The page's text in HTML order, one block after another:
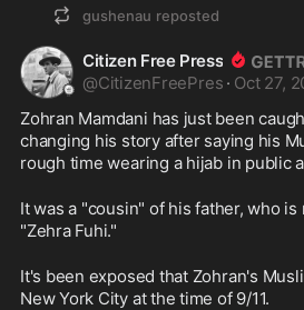
gushenau reposted
Citizen Free Press
@CitizenFreePres · Oct 27,
Zohran Mamdani has just been
changing his story after saying his
rough time wearing a hijab in public
It was a "cousin" of his father, who
"Zehra Fuhi."
It's been exposed that Zohran's
New York City at the time of 9/11.